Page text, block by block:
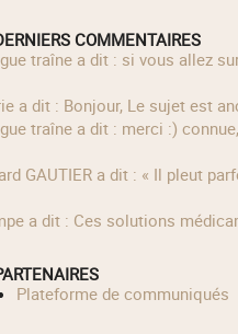
COMMENTAIRES
a dit : Bonjour, Le sujet est
a dit : Ces solutions
Plateforme de communiqués